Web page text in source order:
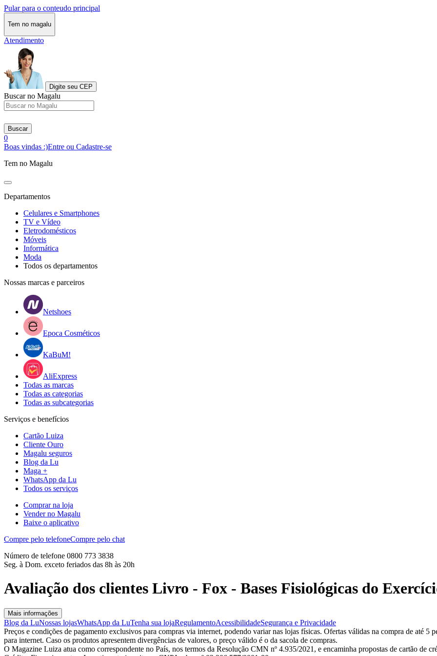
Pular para o conteudo principal
Tem no magalu
Atendimento
Digite seu CEP
Buscar no Magalu
Buscar
0
Boas vindas :)Entre ou Cadastre-se
Tem no Magalu
Departamentos
Celulares e Smartphones
TV e Vídeo
Eletrodomésticos
Móveis
Informática
Moda
Todos os departamentos
Nossas marcas e parceiros
Netshoes
Epoca Cosméticos
KaBuM!
AliExpress
Todas as marcas
Todas as categorias
Todas as subcategorias
Serviços e benefícios
Cartão Luiza
Cliente Ouro
Magalu seguros
Blog da Lu
Maga +
WhatsApp da Lu
Todos os serviços
Comprar na loja
Vender no Magalu
Baixe o aplicativo
Compre pelo telefoneCompre pelo chat
Número de telefone 0800 773 3838
Seg. à Dom. exceto feriados das 8h às 20h
Avaliação dos clientes Livro - Fox - Bases Fisiológicas do
Mais informações
Blog da LuNossas lojasWhatsApp da LuTenha sua lojaRegulamentoAcessibilidadeSegurança e Privacidade
Preços e condições de pagamento exclusivos para compras via internet, podendo variar nas lojas físicas. Ofertas válidas na compra de até 5
para internet. Caso os produtos apresentem divergências de valores, o preço válido é o da sacola de compras.
O Magazine Luiza atua como correspondente no País, nos termos da Resolução CMN nº 4.935/2021, e encaminha propostas de cartão de